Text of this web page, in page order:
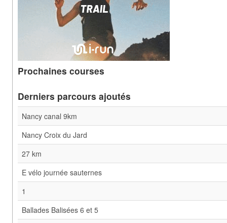
Prochaines courses
Derniers parcours ajoutés
Nancy canal 9km
Nancy Croix du Jard
27 km
E vélo journée sauternes
1
Ballades Balisées 6 et 5